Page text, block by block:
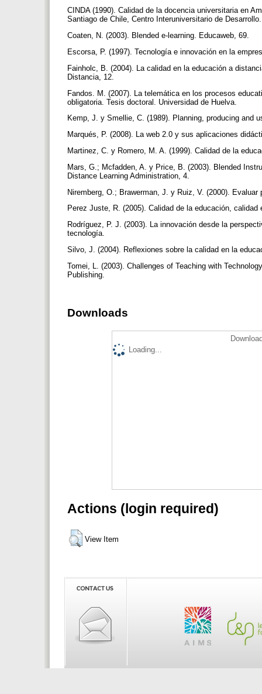
CINDA (1990). Calidad de la docencia universitaria en
Santiago de Chile, Centro Interuniversitario de
Coaten, N. (2003). Blended e-learning. Educaweb, 69.
Escorsa, P. (1997). Tecnología e innovación en la
Fainholc, B. (2004). La calidad en la educación a
Distancia, 12.
Fandos. M. (2007). La telemática en los procesos
obligatoria. Tesis doctoral. Universidad de Huelva.
Kemp, J. y Smellie, C. (1989). Planning, producing and
Marqués, P. (2008). La web 2.0 y sus aplicaciones
Martinez, C. y Romero, M. A. (1999). Calidad de la
Mars, G.; Mcfadden, A. y Price, B. (2003). Blended
Distance Learning Administration, 4.
Niremberg, O.; Brawerman, J. y Ruiz, V. (2000).
Perez Juste, R. (2005). Calidad de la educación,
Rodríguez, P. J. (2003). La innovación desde la
tecnología.
Silvo, J. (2004). Reflexiones sobre la calidad en la
Tomei, L. (2003). Challenges of Teaching with
Publishing.
Downloads
Loading...
Actions (login required)
View Item